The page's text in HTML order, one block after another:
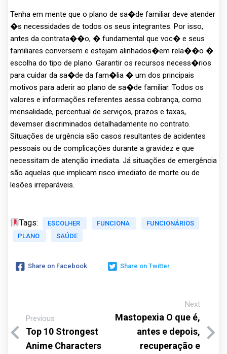
Tenha em mente que o plano de sa�de familiar deve atender
�s necessidades de todos os seus integrantes. Por isso,
antes da contrata��o, � fundamental que voc� e seus
familiares conversem e estejam alinhados�em rela��o �
escolha do tipo de plano. Garantir os recursos necess�rios
para cuidar da sa�de da fam�lia � um dos principais
motivos para aderir ao plano de sa�de familiar. Todos os
valores e informações referentes aessa cobrança, como
mensalidade, percentual de serviços, prazos e taxas,
devemser discriminados detalhadamente no contrato.
Situações de urgência são casos resultantes de acidentes
pessoais ou de complicações durante a gravidez e que
necessitam de atenção imediata. Já situações de emergência
são aquelas que implicam risco imediato de morte ou de
lesões irreparáveis.
Tags: ESCOLHER FUNCIONA
FUNCIONÁRIOS
PLANO
SAÚDE
Share on Facebook Share on Twitter
Previous
Top 10 Strongest
Anime Characters
Next
Mastopexia O que é,
antes e depois,
recuperação e